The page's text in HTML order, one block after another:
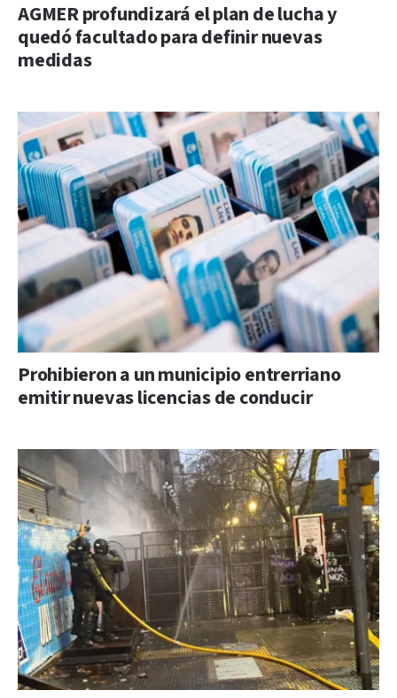
AGMER profundizará el plan de lucha y
quedó facultado para definir nuevas
medidas
Prohibieron a un municipio entrerriano
emitir nuevas licencias de conducir